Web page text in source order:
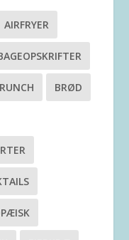
AIRFRYER
BRØD